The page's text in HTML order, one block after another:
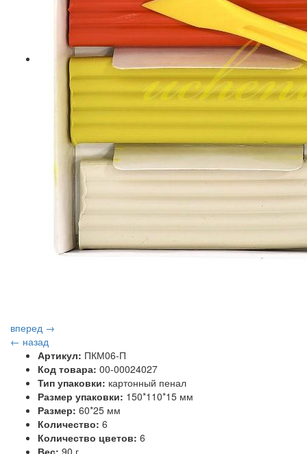
вперед →
← назад
Артикул: ПКМ06-П
Код товара: 00-00024027
Тип упаковки: картонный пенал
Размер упаковки: 150*110*15 мм
Размер: 60*25 мм
Количество: 6
Количество цветов: 6
Вес: 90 г